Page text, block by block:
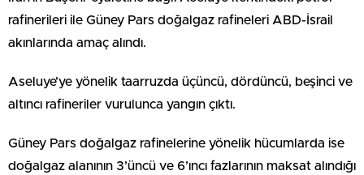
rafinerileri ile Güney Pars doğalgaz rafineleri ABD-İsrail
akınlarında amaç alındı.
Aseluye’ye yönelik taarruzda üçüncü, dördüncü, beşinci ve
altıncı rafineriler vurulunca yangın çıktı.
Güney Pars doğalgaz rafinelerine yönelik hücumlarda ise
doğalgaz alanının 3’üncü ve 6’ıncı fazlarının maksat alındığı